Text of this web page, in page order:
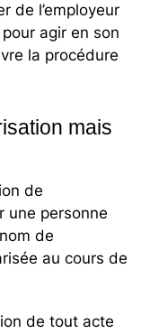
de l’employeur
agir en son
la procédure
mais
de
une personne
de
au cours de
de tout acte